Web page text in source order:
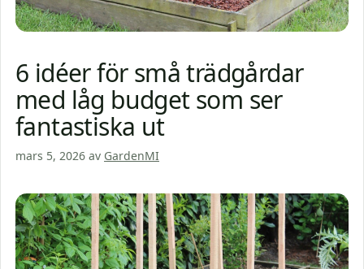
6 idéer för små trädgårdar
med låg budget som ser
fantastiska ut
mars 5, 2026 av GardenMI